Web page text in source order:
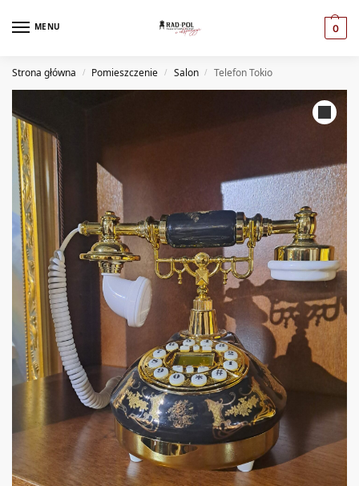
MENU 0
Strona główna / Pomieszczenie / Salon / Telefon Tokio